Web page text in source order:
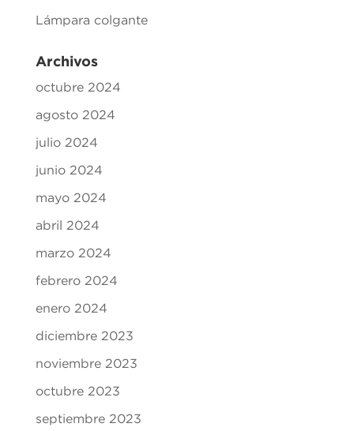
Lámpara colgante
Archivos
octubre 2024
agosto 2024
julio 2024
junio 2024
mayo 2024
abril 2024
marzo 2024
febrero 2024
enero 2024
diciembre 2023
noviembre 2023
octubre 2023
septiembre 2023